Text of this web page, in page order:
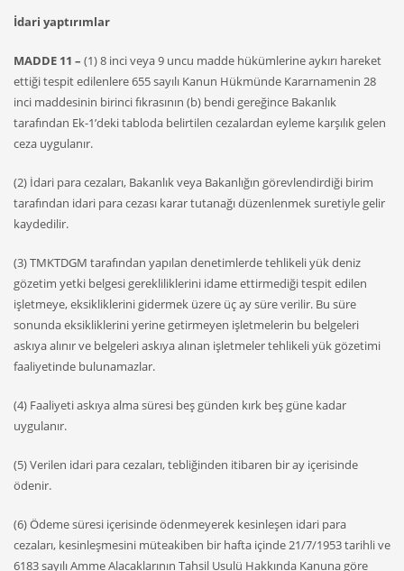
İdari yaptırımlar
MADDE 11 – (1) 8 inci veya 9 uncu madde hükümlerine aykırı hareket
ettiği tespit edilenlere 655 sayılı Kanun Hükmünde Kararnamenin 28
inci maddesinin birinci fıkrasının (b) bendi gereğince Bakanlık
tarafından Ek-1’deki tabloda belirtilen cezalardan eyleme karşılık gelen
ceza uygulanır.
(2) İdari para cezaları, Bakanlık veya Bakanlığın görevlendirdiği birim
tarafından idari para cezası karar tutanağı düzenlenmek suretiyle gelir
kaydedilir.
(3) TMKTDGM tarafından yapılan denetimlerde tehlikeli yük deniz
gözetim yetki belgesi gerekliliklerini idame ettirmediği tespit edilen
işletmeye, eksikliklerini gidermek üzere üç ay süre verilir. Bu süre
sonunda eksikliklerini yerine getirmeyen işletmelerin bu belgeleri
askıya alınır ve belgeleri askıya alınan işletmeler tehlikeli yük gözetimi
faaliyetinde bulunamazlar.
(4) Faaliyeti askıya alma süresi beş günden kırk beş güne kadar
uygulanır.
(5) Verilen idari para cezaları, tebliğinden itibaren bir ay içerisinde
ödenir.
(6) Ödeme süresi içerisinde ödenmeyerek kesinleşen idari para
cezaları, kesinleşmesini müteakiben bir hafta içinde 21/7/1953 tarihli ve
6183 sayılı Amme Alacaklarının Tahsil Usulü Hakkında Kanuna göre